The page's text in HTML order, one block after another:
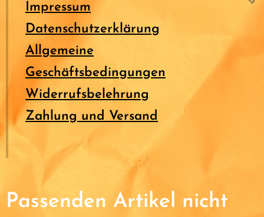
Impressum
Datenschutzerklärung
Allgemeine
Geschäftsbedingungen
Widerrufsbelehrung
Zahlung und Versand
Passenden Artikel nicht